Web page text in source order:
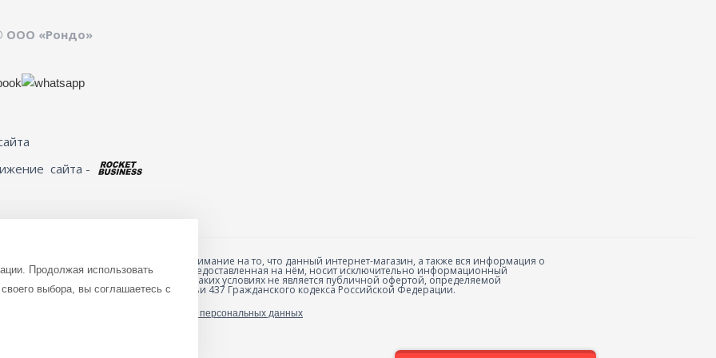
ООО «Рондо»
сайта -
товаров и
формы
Обращаем ваше внимание на то, что данный интернет-магазин, а также вся информация о
товарах и ценах, предоставленная на нём, носит исключительно информационный
характер и ни при каких условиях не является публичной офертой, определяемой
положениями Статьи 437 Гражданского кодекса Российской Федерации.
Политика обработки персональных данных
Продолжая использовать
выбора, вы соглашаетесь с